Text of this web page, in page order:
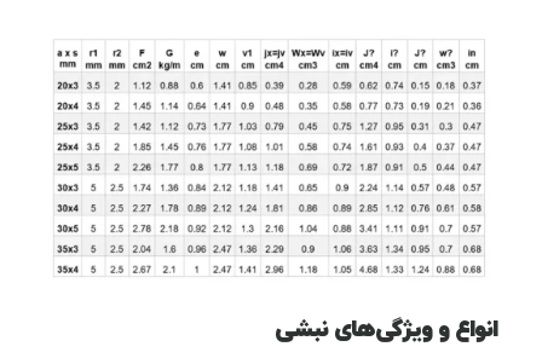
انواع و ویژگی‌های نبشی